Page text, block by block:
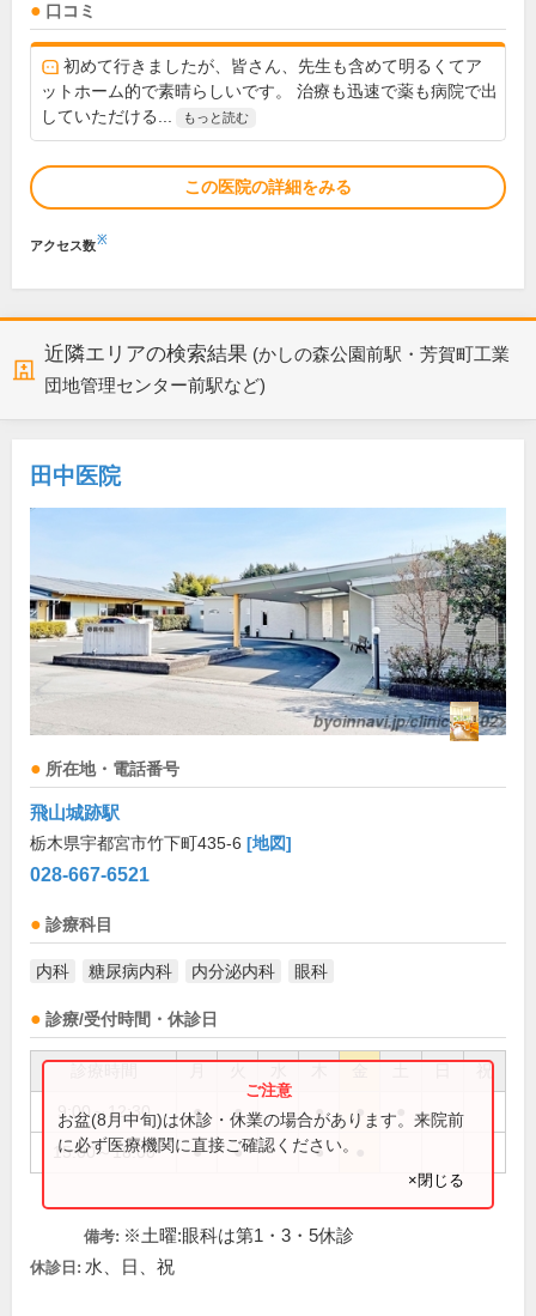
口コミ
初めて行きましたが、皆さん、先生も含めて明るくてア
ットホーム的で素晴らしいです。 治療も迅速で薬も病院で出
していただける...
もっと読む
この医院の詳細をみる
アクセス数※
近隣エリアの検索結果 (かしの森公園前駅・芳賀町工業
団地管理センター前駅など)
田中医院
所在地・電話番号
飛山城跡駅
栃木県宇都宮市竹下町435-6 [地図]
028-667-6521
診療科目
内科 糖尿病内科 内分泌内科 眼科
診療/受付時間・休診日
祝
9:00～12:30 ● ● ● ●
15:00～18:00 ● ● ●
お盆(8月中旬)は休診・休業の場合があります。来院前
に必ず医療機関に直接ご確認ください。
×閉じる
備考: ※土曜:眼科は第1・3・5休診
休診日: 水、日、祝